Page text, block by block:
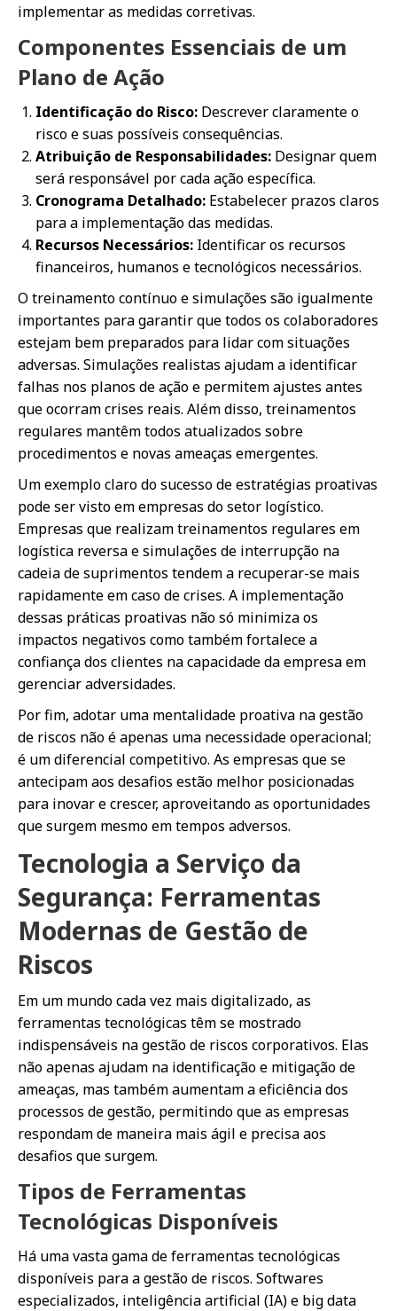
implementar as medidas corretivas.
Componentes Essenciais de um
Plano de Ação
Identificação do Risco: Descrever claramente o
risco e suas possíveis consequências.
Atribuição de Responsabilidades: Designar quem
será responsável por cada ação específica.
Cronograma Detalhado: Estabelecer prazos claros
para a implementação das medidas.
Recursos Necessários: Identificar os recursos
financeiros, humanos e tecnológicos necessários.
O treinamento contínuo e simulações são igualmente
importantes para garantir que todos os colaboradores
estejam bem preparados para lidar com situações
adversas. Simulações realistas ajudam a identificar
falhas nos planos de ação e permitem ajustes antes
que ocorram crises reais. Além disso, treinamentos
regulares mantêm todos atualizados sobre
procedimentos e novas ameaças emergentes.
Um exemplo claro do sucesso de estratégias proativas
pode ser visto em empresas do setor logístico.
Empresas que realizam treinamentos regulares em
logística reversa e simulações de interrupção na
cadeia de suprimentos tendem a recuperar-se mais
rapidamente em caso de crises. A implementação
dessas práticas proativas não só minimiza os
impactos negativos como também fortalece a
confiança dos clientes na capacidade da empresa em
gerenciar adversidades.
Por fim, adotar uma mentalidade proativa na gestão
de riscos não é apenas uma necessidade operacional;
é um diferencial competitivo. As empresas que se
antecipam aos desafios estão melhor posicionadas
para inovar e crescer, aproveitando as oportunidades
que surgem mesmo em tempos adversos.
Tecnologia a Serviço da
Segurança: Ferramentas
Modernas de Gestão de
Riscos
Em um mundo cada vez mais digitalizado, as
ferramentas tecnológicas têm se mostrado
indispensáveis na gestão de riscos corporativos. Elas
não apenas ajudam na identificação e mitigação de
ameaças, mas também aumentam a eficiência dos
processos de gestão, permitindo que as empresas
respondam de maneira mais ágil e precisa aos
desafios que surgem.
Tipos de Ferramentas
Tecnológicas Disponíveis
Há uma vasta gama de ferramentas tecnológicas
disponíveis para a gestão de riscos. Softwares
especializados, inteligência artificial (IA) e big data